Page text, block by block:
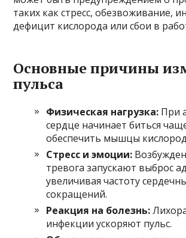
таких как стресс, обезвоживание,
дефицит кислорода или сбои в
Основные причины
пульса
Физическая нагрузка: При
сердце начинает биться
обеспечить мышцы
Стресс и эмоции:
тревога запускают выброс
увеличивая частоту
сокращений.
Реакция на болезнь:
инфекции ускоряют пульс.